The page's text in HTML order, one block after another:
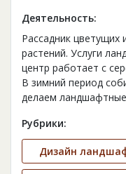
Деятельность:
Рассадник цветущих
растений. Услуги
центр работает с
В зимний период
делаем
Рубрики:
Дизайн